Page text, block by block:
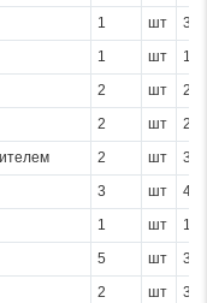
1 шт
3
1 шт
12
2 шт
2
2 шт
25
2 шт
37
3 шт
41
1 шт
10
5 шт
38
2 шт
30